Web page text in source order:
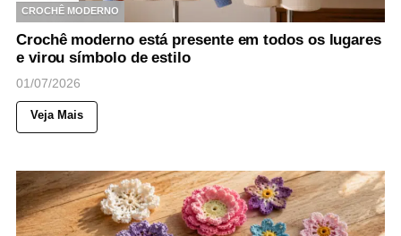
CROCHÊ MODERNO
Crochê moderno está presente em todos os lugares
e virou símbolo de estilo
01/07/2026
Veja Mais